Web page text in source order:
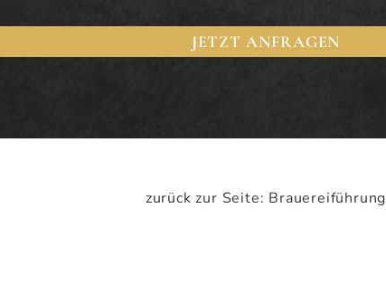
JETZT ANFRAGEN
zurück zur Seite: Brauereiführung